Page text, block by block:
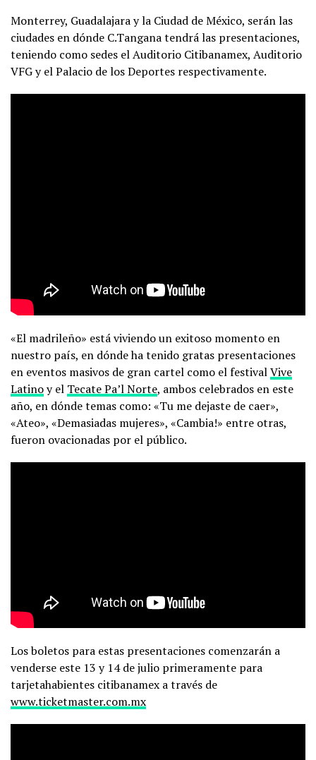
Monterrey, Guadalajara y la Ciudad de México, serán las
ciudades en dónde C.Tangana tendrá las presentaciones,
teniendo como sedes el Auditorio Citibanamex, Auditorio
VFG y el Palacio de los Deportes respectivamente.
«El madrileño» está viviendo un exitoso momento en
nuestro país, en dónde ha tenido gratas presentaciones
en eventos masivos de gran cartel como el festivalVive
Latinoy el Tecate Pa’l Norte, ambos celebrados en este
año, en dónde temas como: «Tu me dejaste de caer»,
«Ateo», «Demasiadas mujeres», «Cambia!» entre otras,
fueron ovacionadas por el público.
Los boletos para estas presentaciones comenzarán a
venderse este 13 y 14 de julio primeramente para
tarjetahabientes citibanamex a través de
www.ticketmaster.com.mx